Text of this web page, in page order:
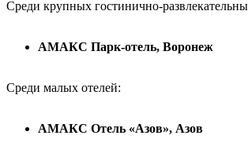
Среди крупных гостинично-
АМАКС Парк-отель, Воронеж
Среди малых отелей:
АМАКС Отель «‎Азов», Азов